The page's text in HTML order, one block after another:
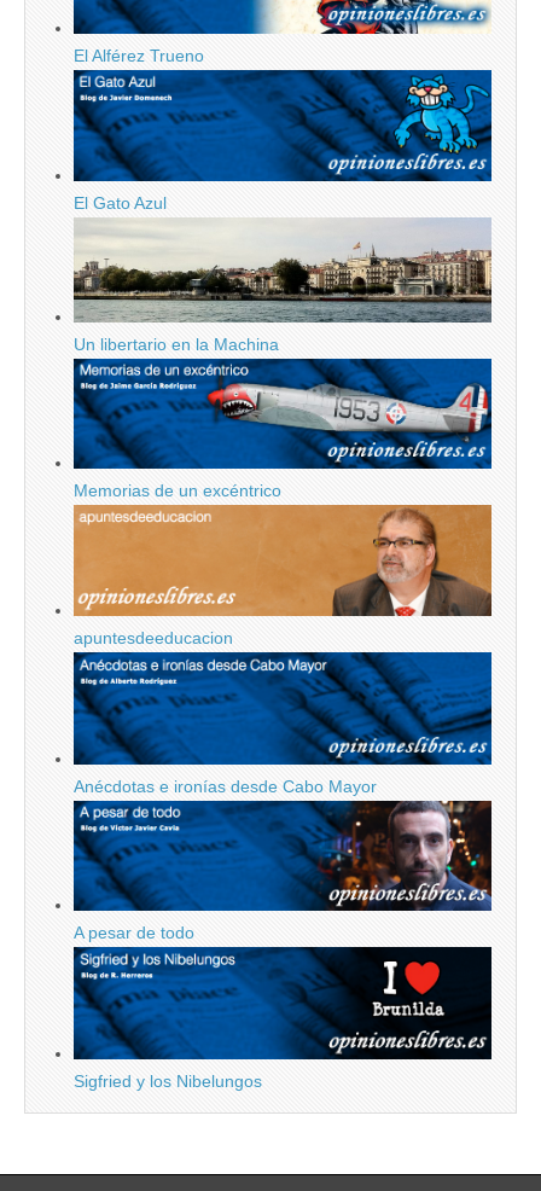
El Alférez Trueno
El Gato Azul
Un libertario en la Machina
Memorias de un excéntrico
apuntesdeeducacion
Anécdotas e ironías desde Cabo Mayor
A pesar de todo
Sigfried y los Nibelungos